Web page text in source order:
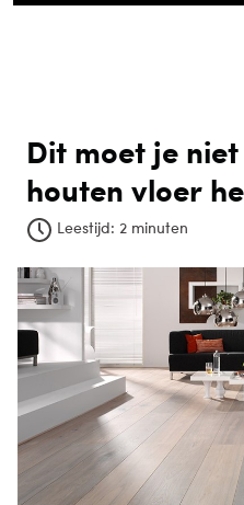
Dit moet je
houten vloer
Leestijd: 2 minuten